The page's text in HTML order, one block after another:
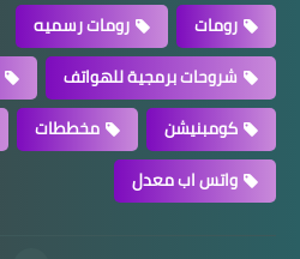
رومات
رومات رسميه
شروحات برمجية للهواتف
كومبنيشن
مخططات
واتس اب معدل